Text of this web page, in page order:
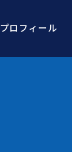
プロフィール